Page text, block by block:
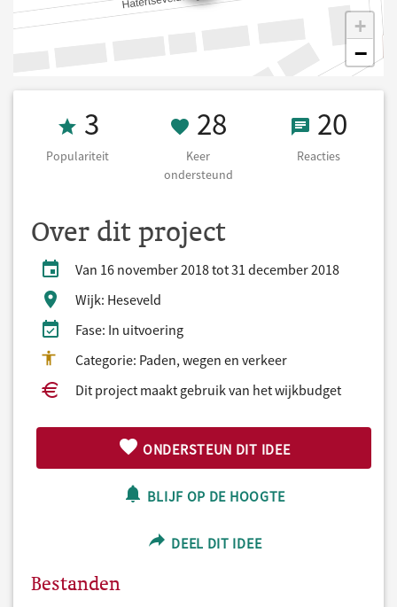
+
−
Populariteit 3
3
Populariteit
28 Keer
28
Keer
ondersteund
2020
Reacties
Over dit project
Van 16 november 2018 tot 31 december 2018
Wijk: Heseveld
Fase: In uitvoering
Categorie: Paden, wegen en verkeer
Dit project maakt gebruik van het wijkbudget
ONDERSTEUN DIT IDEE
BLIJF OP DE HOOGTE
DEEL DIT IDEE
Bestanden